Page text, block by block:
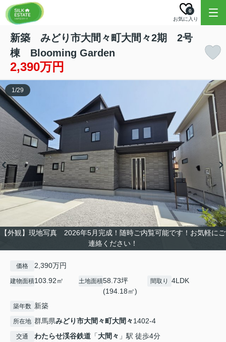
お気に入り
0
新築 みどり市大間々町大間々2期 2号
棟 Blooming Garden
2,390万円
【外観】現地写真 2026年5月完成！随時ご内覧可能です！お気軽にご
連絡ください！
1/29
価格 2,390万円
建物面積103.92㎡ 土地面積58.73坪
(194.18㎡)
間取り 4LDK
築年数 新築
所在地 群馬県みどり市大間々町大間々1402-4
交通 わたらせ渓谷鉄道 「大間々 」駅 徒歩4分